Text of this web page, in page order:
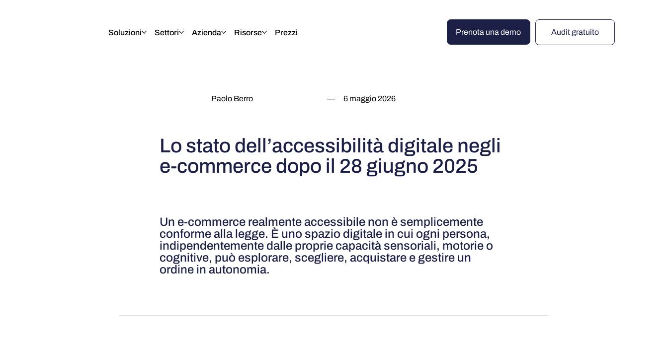
Soluzioni Settori Azienda Risorse Prezzi Prenota una demo Audit gratuito
Paolo Berro — 6 maggio 2026
Lo stato dell’accessibilità digitale negli
e-commerce dopo il 28 giugno 2025
Un e-commerce realmente accessibile non è semplicemente
conforme alla legge. È uno spazio digitale in cui ogni persona,
indipendentemente dalle proprie capacità sensoriali, motorie o
cognitive, può esplorare, scegliere, acquistare e gestire un
ordine in autonomia.